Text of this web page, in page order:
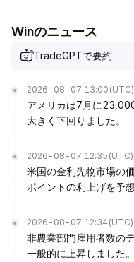
Winのニュース
TradeGPTで要約
2026-08-07 13:00 (UTC)
アメリカは7月に
大きく下回りました。
2026-08-07 12:35 (UTC)
米国の金利先物市場の
ポイントの利上げを予
2026-08-07 12:34 (UTC)
非農業部門雇用者数の
一般的に上昇しました。